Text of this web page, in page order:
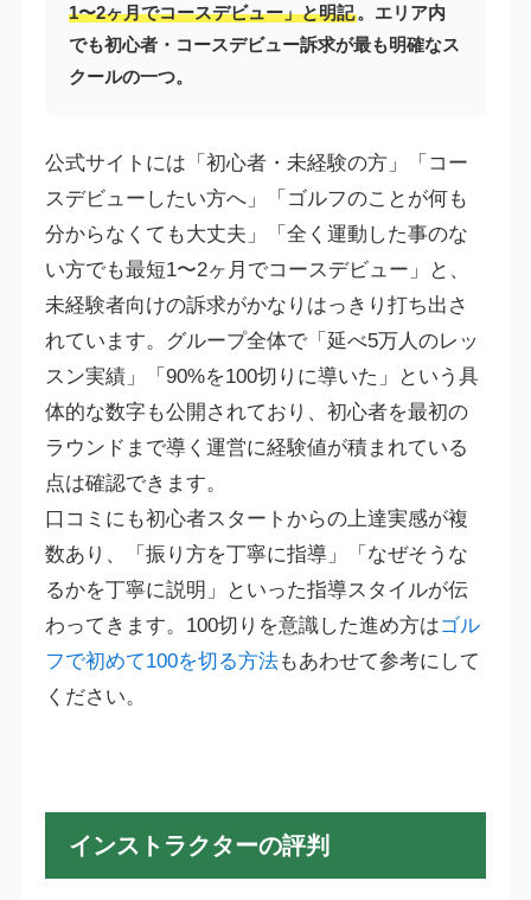
1〜2ヶ月でコースデビュー」と明記。エリア内
でも初心者・コースデビュー訴求が最も明確なス
クールの一つ。
公式サイトには「初心者・未経験の方」「コー
スデビューしたい方へ」「ゴルフのことが何も
分からなくても大丈夫」「全く運動した事のな
い方でも最短1〜2ヶ月でコースデビュー」と、
未経験者向けの訴求がかなりはっきり打ち出さ
れています。グループ全体で「延べ5万人のレッ
スン実績」「90%を100切りに導いた」という具
体的な数字も公開されており、初心者を最初の
ラウンドまで導く運営に経験値が積まれている
点は確認できます。
口コミにも初心者スタートからの上達実感が複
数あり、「振り方を丁寧に指導」「なぜそうな
るかを丁寧に説明」といった指導スタイルが伝
わってきます。100切りを意識した進め方はゴル
フで初めて100を切る方法もあわせて参考にして
ください。
インストラクターの評判